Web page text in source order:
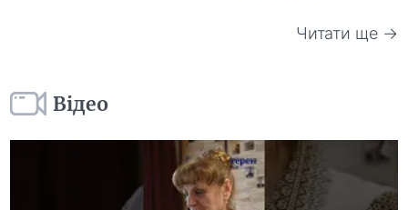
Читати ще →
Відео